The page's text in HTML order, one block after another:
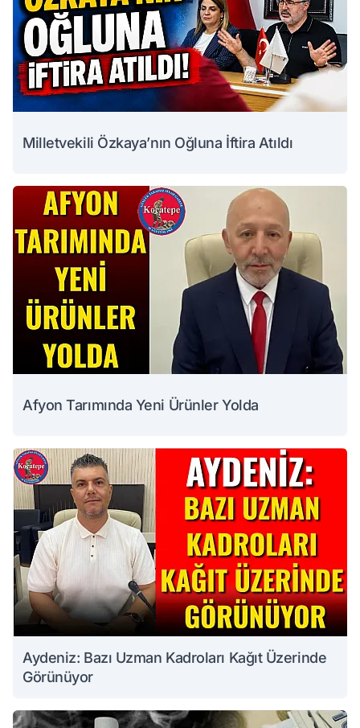
Milletvekili Özkaya’nın Oğluna İftira Atıldı
Afyon Tarımında Yeni Ürünler Yolda
Aydeniz: Bazı Uzman Kadroları Kağıt Üzerinde
Görünüyor